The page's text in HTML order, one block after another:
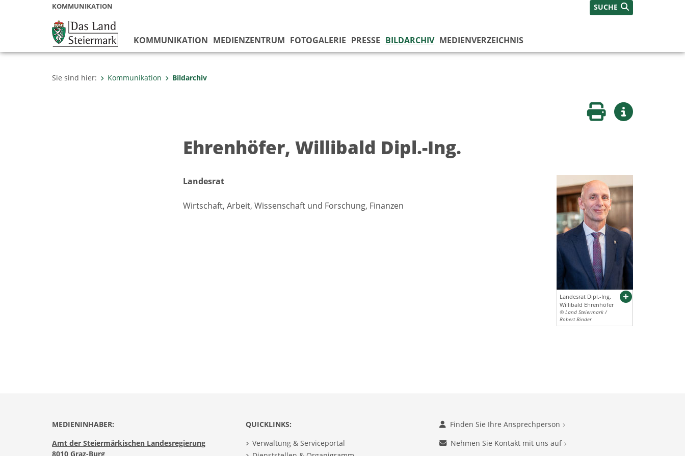
KOMMUNIKATION SUCHE
KOMMUNIKATION MEDIENZENTRUM FOTOGALERIE PRESSE BILDARCHIV MEDIENVERZEICHNIS
Sie sind hier: Kommunikation Bildarchiv
Seite druckenWeitere Infos
Ehrenhöfer, Willibald Dipl.-Ing.
Landesrat Dipl.-Ing.
Willibald Ehrenhöfer
© Land Steiermark /
Robert Binder
Landesrat
Wirtschaft, Arbeit, Wissenschaft und Forschung, Finanzen
MEDIENINHABER:
Amt der Steiermärkischen Landesregierung
8010 Graz-Burg
QUICKLINKS:
Verwaltung & Serviceportal
Finden Sie Ihre Ansprechperson
Nehmen Sie Kontakt mit uns auf